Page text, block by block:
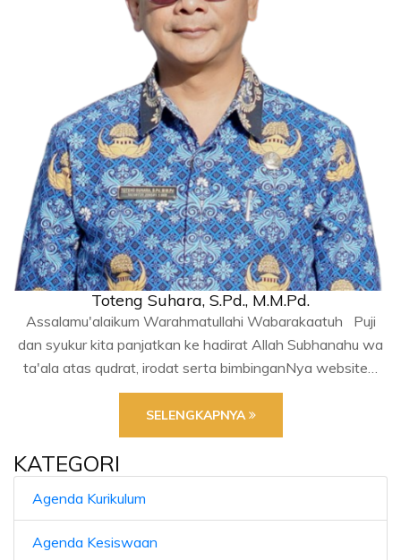
Toteng Suhara, S.Pd., M.M.Pd.
Assalamu'alaikum Warahmatullahi Wabarakaatuh Puji
dan syukur kita panjatkan ke hadirat Allah Subhanahu wa
ta'ala atas qudrat, irodat serta bimbinganNya website…
SELENGKAPNYA
KATEGORI
Agenda Kurikulum
Agenda Kesiswaan